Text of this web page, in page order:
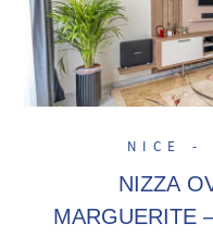
NICE -
NIZZA
MARGUERITE